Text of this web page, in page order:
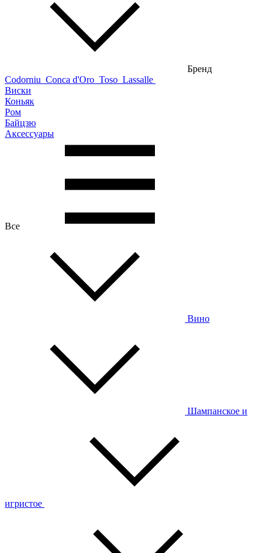
Бренд
Codorniu Conca d'Oro Toso Lassalle
Виски
Коньяк
Ром
Байцзю
Аксессуары
Все
Вино
Шампанское и
игристое